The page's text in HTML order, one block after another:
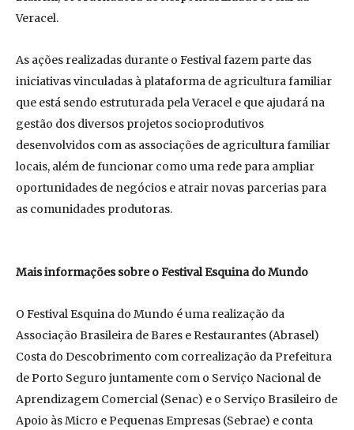
Veracel.
As ações realizadas durante o Festival fazem parte das
iniciativas vinculadas à plataforma de agricultura familiar
que está sendo estruturada pela Veracel e que ajudará na
gestão dos diversos projetos socioprodutivos
desenvolvidos com as associações de agricultura familiar
locais, além de funcionar como uma rede para ampliar
oportunidades de negócios e atrair novas parcerias para
as comunidades produtoras.
Mais informações sobre o Festival Esquina do Mundo
O Festival Esquina do Mundo é uma realização da
Associação Brasileira de Bares e Restaurantes (Abrasel)
Costa do Descobrimento com correalização da Prefeitura
de Porto Seguro juntamente com o Serviço Nacional de
Aprendizagem Comercial (Senac) e o Serviço Brasileiro de
Apoio às Micro e Pequenas Empresas (Sebrae) e conta